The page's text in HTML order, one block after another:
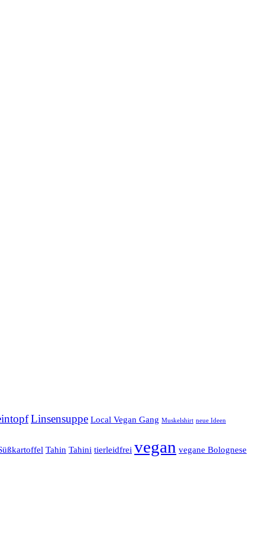
Linsensuppe Local Vegan Gang Muskelshirt neue Ideen
Tahin Tahini tierleidfrei vegan vegane Bolognese